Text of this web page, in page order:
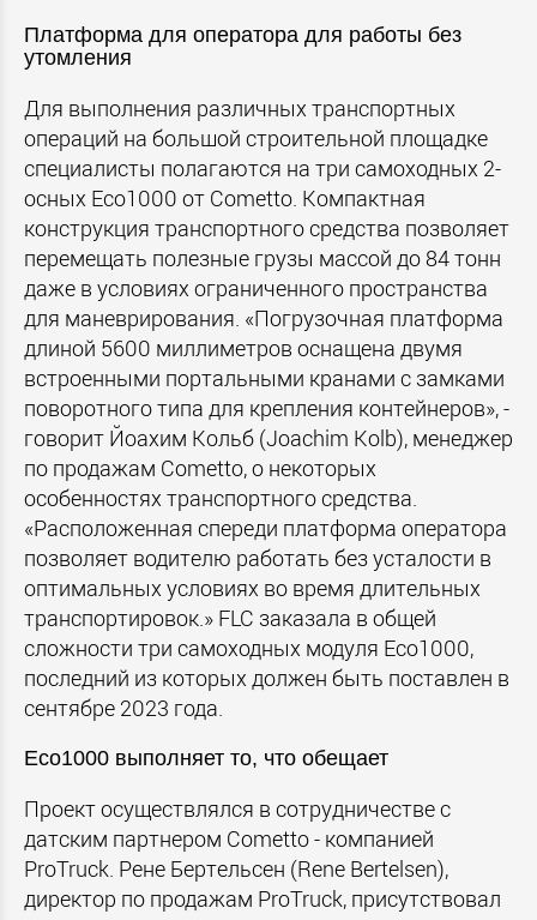
Платформа для оператора для работы без
утомления
Для выполнения различных транспортных
операций на большой строительной площадке
специалисты полагаются на три самоходных 2-
осных Eco1000 от Cometto. Компактная
конструкция транспортного средства позволяет
перемещать полезные грузы массой до 84 тонн
даже в условиях ограниченного пространства
для маневрирования. «Погрузочная платформа
длиной 5600 миллиметров оснащена двумя
встроенными портальными кранами с замками
поворотного типа для крепления контейнеров», -
говорит Йоахим Кольб (Joachim Kolb), менеджер
по продажам Cometto, о некоторых
особенностях транспортного средства.
«Расположенная спереди платформа оператора
позволяет водителю работать без усталости в
оптимальных условиях во время длительных
транспортировок.» FLC заказала в общей
сложности три самоходных модуля Eco1000,
последний из которых должен быть поставлен в
сентябре 2023 года.
Eco1000 выполняет то, что обещает
Проект осуществлялся в сотрудничестве с
датским партнером Cometto - компанией
ProTruck. Рене Бертельсен (Rene Bertelsen),
директор по продажам ProTruck, присутствовал